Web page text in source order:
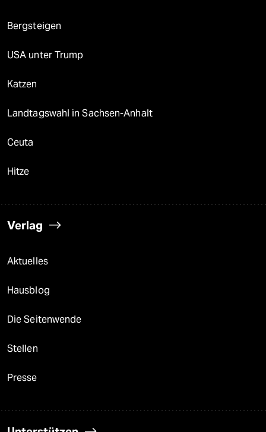
Bergsteigen
USA unter Trump
Katzen
Landtagswahl in Sachsen-Anhalt
Ceuta
Hitze
Verlag
Aktuelles
Hausblog
Die Seitenwende
Stellen
Presse